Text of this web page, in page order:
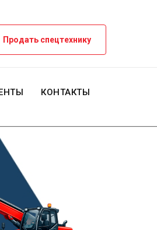
Продать спецтехнику
КОНТАКТЫ